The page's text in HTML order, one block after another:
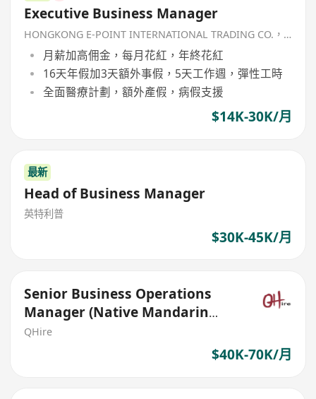
Executive Business Manager
HONGKONG E-POINT INTERNATIONAL TRADING CO.，LIMITED
月薪加高佣金，每月花紅，年終花紅
16天年假加3天額外事假，5天工作週，彈性工時
全面醫療計劃，額外產假，病假支援
$14K-30K/月
最新
Head of Business Manager
英特利普
$30K-45K/月
Senior Business Operations
Manager (Native Mandarin
Speaking)
QHire
$40K-70K/月